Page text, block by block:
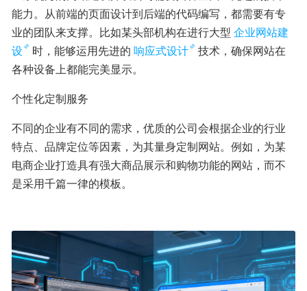
能力。从前端的页面设计到后端的代码编写，都需要有专
业的团队来支撑。比如某头部机构在进行大型 企业网站建
设
时，能够运用先进的 响应式设计
技术，确保网站在
各种设备上都能完美显示。
个性化定制服务
不同的企业有不同的需求，优质的公司会根据企业的行业
特点、品牌定位等因素，为其量身定制网站。例如，为某
电商企业打造具有强大商品展示和购物功能的网站，而不
是采用千篇一律的模板。